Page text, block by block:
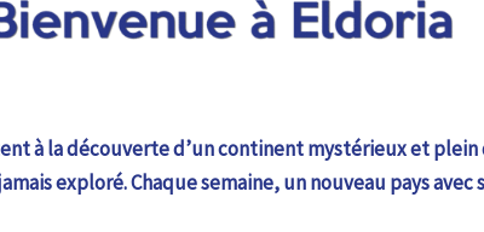
à la découverte d’un continent mystérieux et
exploré. Chaque semaine, un nouveau pays avec